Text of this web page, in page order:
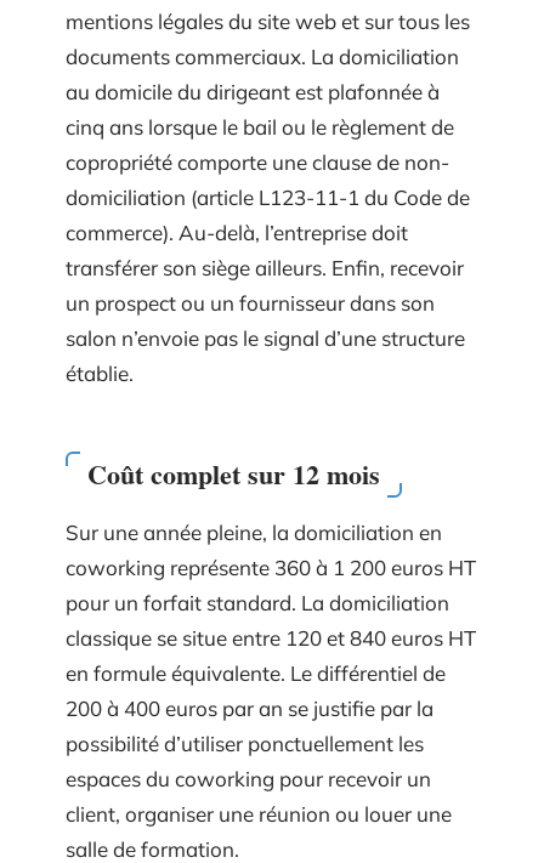
mentions légales du site web et sur tous les
documents commerciaux. La domiciliation
au domicile du dirigeant est plafonnée à
cinq ans lorsque le bail ou le règlement de
copropriété comporte une clause de non-
domiciliation (article L123-11-1 du Code de
commerce). Au-delà, l’entreprise doit
transférer son siège ailleurs. Enfin, recevoir
un prospect ou un fournisseur dans son
salon n’envoie pas le signal d’une structure
établie.
Coût complet sur 12 mois
Sur une année pleine, la domiciliation en
coworking représente 360 à 1 200 euros HT
pour un forfait standard. La domiciliation
classique se situe entre 120 et 840 euros HT
en formule équivalente. Le différentiel de
200 à 400 euros par an se justifie par la
possibilité d’utiliser ponctuellement les
espaces du coworking pour recevoir un
client, organiser une réunion ou louer une
salle de formation.